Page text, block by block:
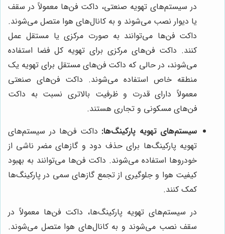
در سیستم‌های تهویه صنعتی، داکت فن‌ها معمولاً در سقف
یا دیوار نصب می‌شوند و به کانال‌های هوا متصل می‌شوند.
داکت فن‌ها می‌توانند به صورت مرکزی یا مستقل عمل
کنند. داکت فن‌های مرکزی برای تهویه کل فضا استفاده
می‌شوند، در حالی که داکت فن‌های مستقل برای تهویه یک
منطقه خاص استفاده می‌شوند. داکت فن‌های صنعتی
معمولاً دارای قدرت و ظرفیت بالاتری نسبت به داکت
فن‌های مسکونی و تجاری هستند.
سیستم‌های تهویه پارکینگ‌ها: داکت فن‌ها در سیستم‌های
تهویه پارکینگ‌ها برای حذف دود و گازهای مضر ناشی از
خودروها استفاده می‌شوند. داکت فن‌ها می‌توانند به بهبود
کیفیت هوا و جلوگیری از تجمع گازهای سمی در پارکینگ‌ها
کمک کنند.
در سیستم‌های تهویه پارکینگ‌ها، داکت فن‌ها معمولاً در
سقف نصب می‌شوند و به کانال‌های هوا متصل می‌شوند.